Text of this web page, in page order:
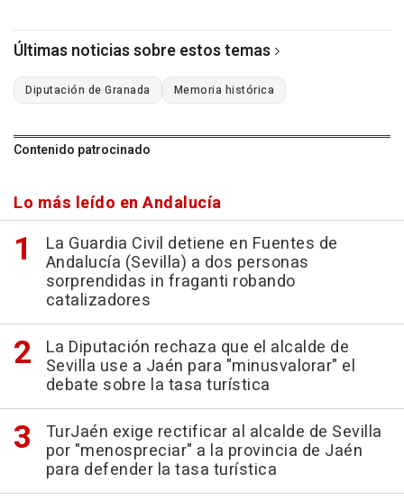
Últimas noticias sobre estos temas
Diputación de Granada Memoria histórica
Contenido patrocinado
Lo más leído en Andalucía
La Guardia Civil detiene en Fuentes de
Andalucía (Sevilla) a dos personas
sorprendidas in fraganti robando
catalizadores
La Diputación rechaza que el alcalde de
Sevilla use a Jaén para "minusvalorar" el
debate sobre la tasa turística
TurJaén exige rectificar al alcalde de Sevilla
por "menospreciar" a la provincia de Jaén
para defender la tasa turística